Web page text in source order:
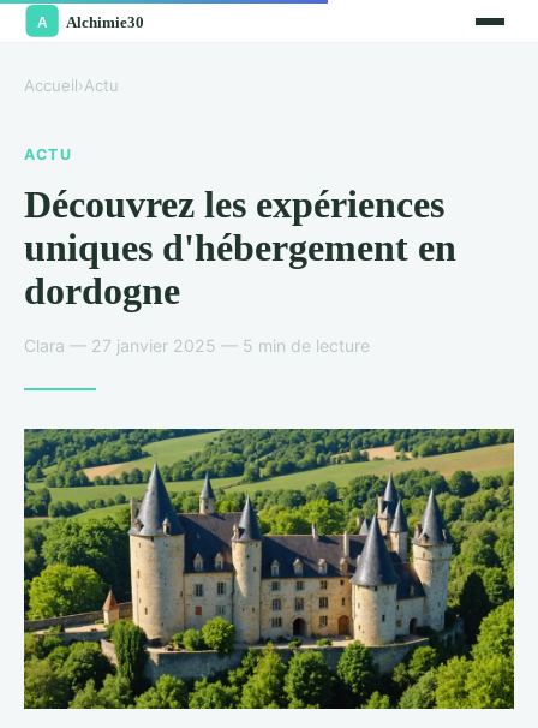
Accueil›Actu
ACTU
Découvrez les expériences
uniques d'hébergement en
dordogne
Clara — 27 janvier 2025 — 5 min de lecture